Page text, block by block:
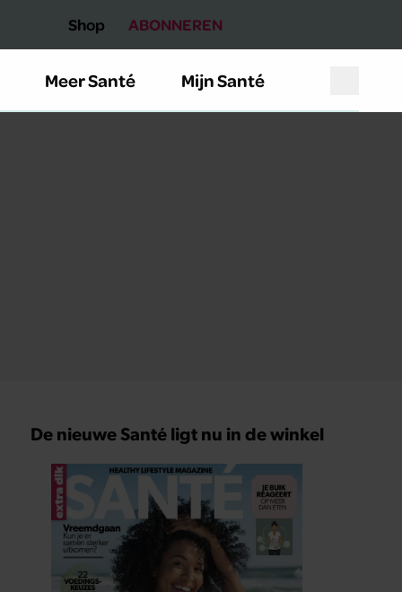
Shop ABONNEREN
Meer Santé Mijn Santé
De nieuwe Santé ligt nu in de winkel